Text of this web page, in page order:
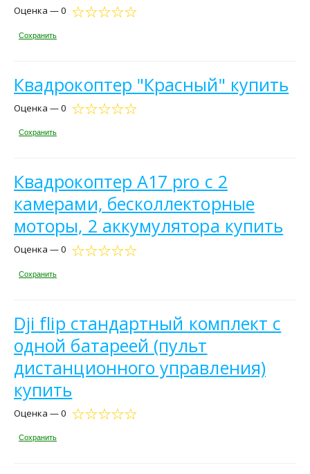
Оценка — 0
Сохранить
Квадрокоптер "Красный" купить
Оценка — 0
Сохранить
Квадрокоптер A17 pro с 2
камерами, бесколлекторные
моторы, 2 аккумулятора купить
Оценка — 0
Сохранить
Dji flip стандартный комплект с
одной батареей (пульт
дистанционного управления)
купить
Оценка — 0
Сохранить